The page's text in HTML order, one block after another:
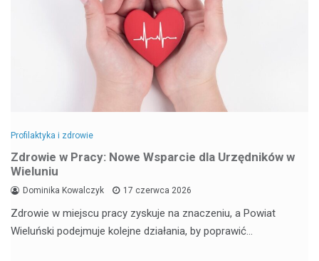
Profilaktyka i zdrowie
Zdrowie w Pracy: Nowe Wsparcie dla Urzędników w
Wieluniu
Dominika Kowalczyk 17 czerwca 2026
Zdrowie w miejscu pracy zyskuje na znaczeniu, a Powiat
Wieluński podejmuje kolejne działania, by poprawić…